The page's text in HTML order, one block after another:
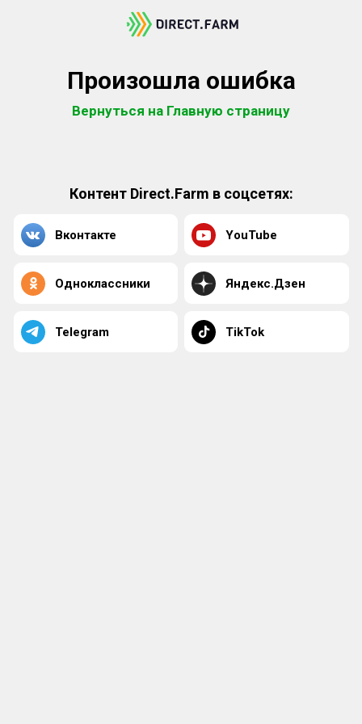
Произошла ошибка
Вернуться на Главную страницу
Контент Direct.Farm в соцсетях:
Вконтакте YouTube
Одноклассники Яндекс.Дзен
Telegram TikTok